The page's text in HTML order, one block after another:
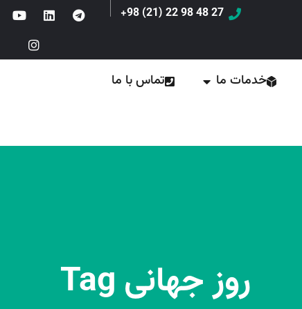
27 48 98 22 (21) 98+
خدمات ما تماس با ما
روز جهانی Tag